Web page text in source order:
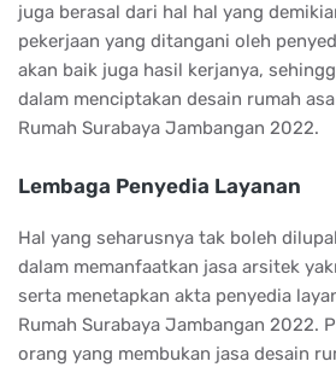
juga berasal dari hal hal yang
pekerjaan yang ditangani oleh
akan baik juga hasil kerjanya,
dalam menciptakan desain rumah
Rumah Surabaya Jambangan 2022.
Lembaga Penyedia Layanan
Hal yang seharusnya tak boleh
dalam memanfaatkan jasa arsitek
serta menetapkan akta penyedia
Rumah Surabaya Jambangan 2022.
orang yang membukan jasa desain